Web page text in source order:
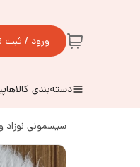
ورود / ثبت
دسته‌بندی کالاها
سیسمونی نوزاد